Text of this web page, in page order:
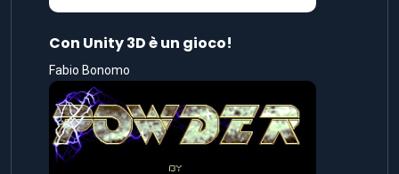
Con Unity 3D è un gioco!
Fabio Bonomo